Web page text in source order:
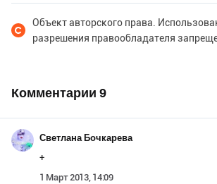
Объект авторского права.
разрешения правообладателя
Комментарии 9
Светлана Бочкарева
+
1 Март 2013, 14:09